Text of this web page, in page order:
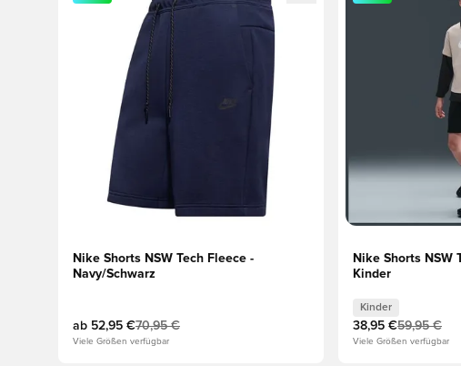
Nike Shorts NSW Tech Fleece -
Navy/Schwarz
ab 52,95 €70,95 €
Viele Größen verfügbar
Nike Shorts NSW
Kinder
Kinder
38,95 €59,95 €
Viele Größen verfügbar